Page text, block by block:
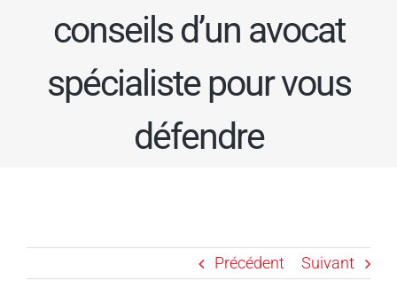
conseils d’un avocat
spécialiste pour vous
défendre
Précédent Suivant